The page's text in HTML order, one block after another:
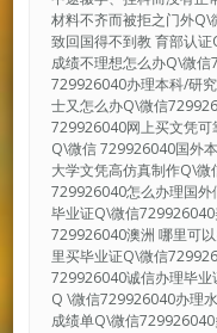
材料不齐而被拒之门外
致回国得不到教 育部认
成绩不理想怎么办Q\微
729926040办理本科/研
士又怎么办Q\微信
729926040网上买文凭
Q\微信 729926040国外
大学文凭高仿真制作Q\
729926040怎么办理国
毕业证Q\微信
729926040澳洲 哪里可
里买毕业证Q\微信
729926040诚信办理毕
Q \微信729926040办理
成绩单Q\微信